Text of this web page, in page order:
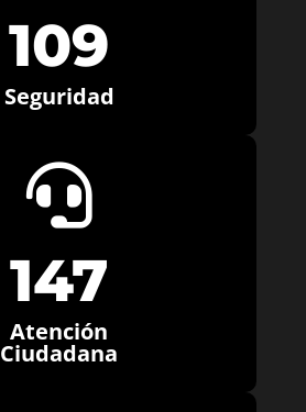
109
Seguridad

147
Atención
Ciudadana